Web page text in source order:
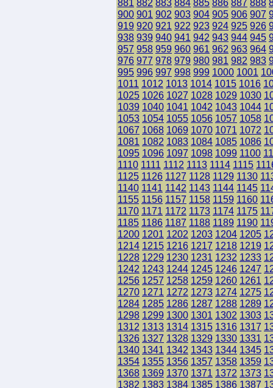
881 882 883 884 885 886 887 888
900 901 902 903 904 905 906 907
919 920 921 922 923 924 925 926
938 939 940 941 942 943 944 945
957 958 959 960 961 962 963 964
976 977 978 979 980 981 982 983
995 996 997 998 999 1000 1001
1011 1012 1013 1014 1015 1016
1025 1026 1027 1028 1029 1030
1039 1040 1041 1042 1043 1044
1053 1054 1055 1056 1057 1058
1067 1068 1069 1070 1071 1072
1081 1082 1083 1084 1085 1086
1095 1096 1097 1098 1099 1100
1110 1111 1112 1113 1114 1115
1125 1126 1127 1128 1129 1130
1140 1141 1142 1143 1144 1145
1155 1156 1157 1158 1159 1160
1170 1171 1172 1173 1174 1175
1185 1186 1187 1188 1189 1190
1200 1201 1202 1203 1204 1205
1214 1215 1216 1217 1218 1219
1228 1229 1230 1231 1232 1233
1242 1243 1244 1245 1246 1247
1256 1257 1258 1259 1260 1261
1270 1271 1272 1273 1274 1275
1284 1285 1286 1287 1288 1289
1298 1299 1300 1301 1302 1303
1312 1313 1314 1315 1316 1317
1326 1327 1328 1329 1330 1331
1340 1341 1342 1343 1344 1345
1354 1355 1356 1357 1358 1359
1368 1369 1370 1371 1372 1373
1382 1383 1384 1385 1386 1387